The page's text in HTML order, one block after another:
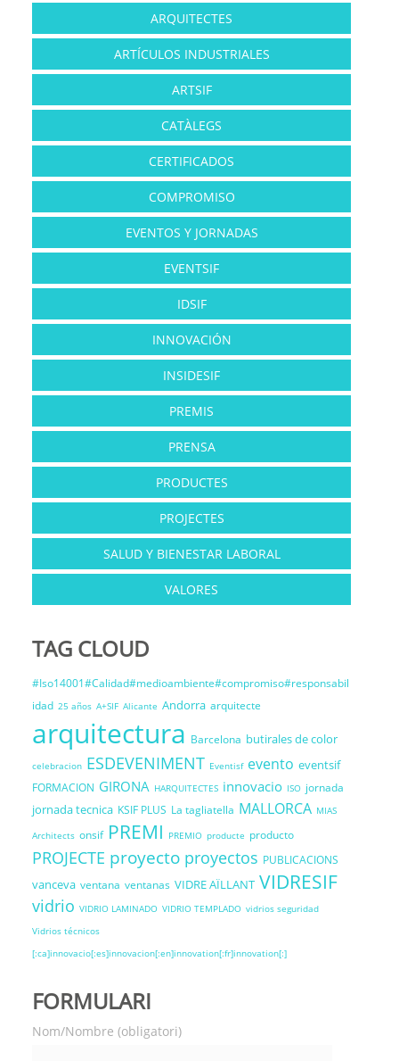
ARQUITECTES
ARTÍCULOS INDUSTRIALES
ARTSIF
CATÀLEGS
CERTIFICADOS
COMPROMISO
EVENTOS Y JORNADAS
EVENTSIF
IDSIF
INNOVACIÓN
INSIDESIF
PREMIS
PRENSA
PRODUCTES
PROJECTES
SALUD Y BIENESTAR LABORAL
VALORES
TAG CLOUD
#Iso14001#Calidad#medioambiente#compromiso#responsabil
idad 25 años A+SIF Alicante Andorra arquitecte
arquitectura Barcelona butirales de color
celebracion ESDEVENIMENT Eventisf evento eventsif
FORMACION GIRONA HARQUITECTES innovacio ISO jornada
jornada tecnica KSIF PLUS La tagliatella MALLORCA MIAS
Architects onsif PREMI PREMIO producte producto
PROJECTE proyecto proyectos PUBLICACIONS
vanceva ventana ventanas VIDRE AÏLLANT VIDRESIF
vidrio VIDRIO LAMINADO VIDRIO TEMPLADO vidrios seguridad
Vidrios técnicos
[:ca]innovacio[:es]innovacion[:en]innovation[:fr]innovation[:]
FORMULARI
Nom/Nombre (obligatori)